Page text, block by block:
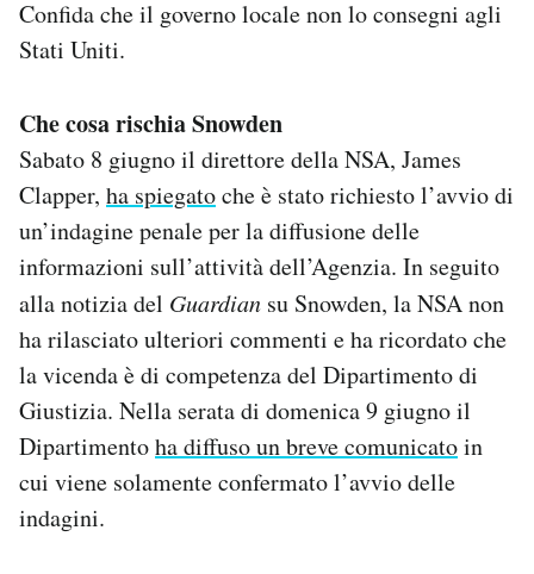
Confida che il governo locale non lo consegni agli
Stati Uniti.
Che cosa rischia Snowden
Sabato 8 giugno il direttore della NSA, James
Clapper, ha spiegatoche è stato richiesto l’avvio di
un’indagine penale per la diffusione delle
informazioni sull’attività dell’Agenzia. In seguito
alla notizia del Guardian su Snowden, la NSA non
ha rilasciato ulteriori commenti e ha ricordato che
la vicenda è di competenza del Dipartimento di
Giustizia. Nella serata di domenica 9 giugno il
Dipartimentoha diffuso un breve comunicatoin
cui viene solamente confermato l’avvio delle
indagini.